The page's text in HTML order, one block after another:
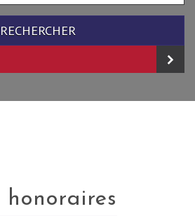
RECHERCHER
honoraires